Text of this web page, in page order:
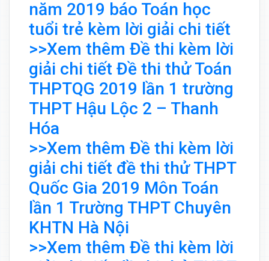
năm 2019 báo Toán học
tuổi trẻ kèm lời giải chi tiết
>>Xem thêm Đề thi kèm lời
giải chi tiết Đề thi thử Toán
THPTQG 2019 lần 1 trường
THPT Hậu Lộc 2 – Thanh
Hóa
>>Xem thêm Đề thi kèm lời
giải chi tiết đề thi thử THPT
Quốc Gia 2019 Môn Toán
lần 1 Trường THPT Chuyên
KHTN Hà Nội
>>Xem thêm Đề thi kèm lời